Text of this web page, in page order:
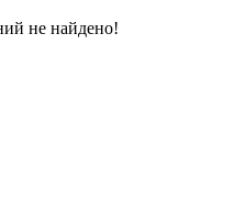
не найдено!